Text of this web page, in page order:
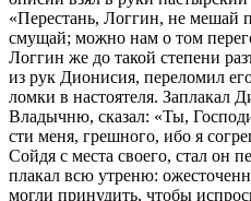
«Пе­ре­стань, Логгин, не
сму­щай; мож­но нам о том
Логгин же до та­кой сте­пе­ни
из рук Ди­о­ни­сия, пе­ре­ло­мил
лом­ки в на­сто­я­те­ля. За­пла­кал
Вла­дыч­ню, ска­зал: «Ты,
сти ме­ня, греш­но­го, ибо я
Сой­дя с ме­ста сво­е­го, стал он
пла­кал всю утре­ню:
мог­ли при­ну­дить, чтобы